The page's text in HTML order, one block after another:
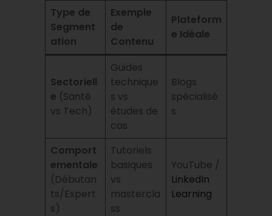
Type de
Segment
ation
Exemple
de
Contenu
Plateform
e Idéale
Sectoriell
e (Santé
vs Tech)
Guides
technique
s vs
études de
cas
Blogs
spécialisé
s
Comport
ementale
(Débutan
ts/Expert
s)
Tutoriels
basiques
vs
mastercla
ss
YouTube /
LinkedIn
Learning